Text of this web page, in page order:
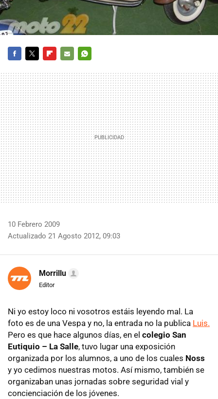
MAIL
10 Febrero 2009
Actualizado 21 Agosto 2012, 09:03
Morrillu
Editor
Ni yo estoy loco ni vosotros estáis leyendo mal. La
foto es de una Vespa y no, la entrada no la publica Luis.
Pero es que hace algunos días, en el colegio San
Eutiquio – La Salle, tuvo lugar una exposición
organizada por los alumnos, a uno de los cuales Noss
y yo cedimos nuestras motos. Así mismo, también se
organizaban unas jornadas sobre seguridad vial y
concienciación de los jóvenes.